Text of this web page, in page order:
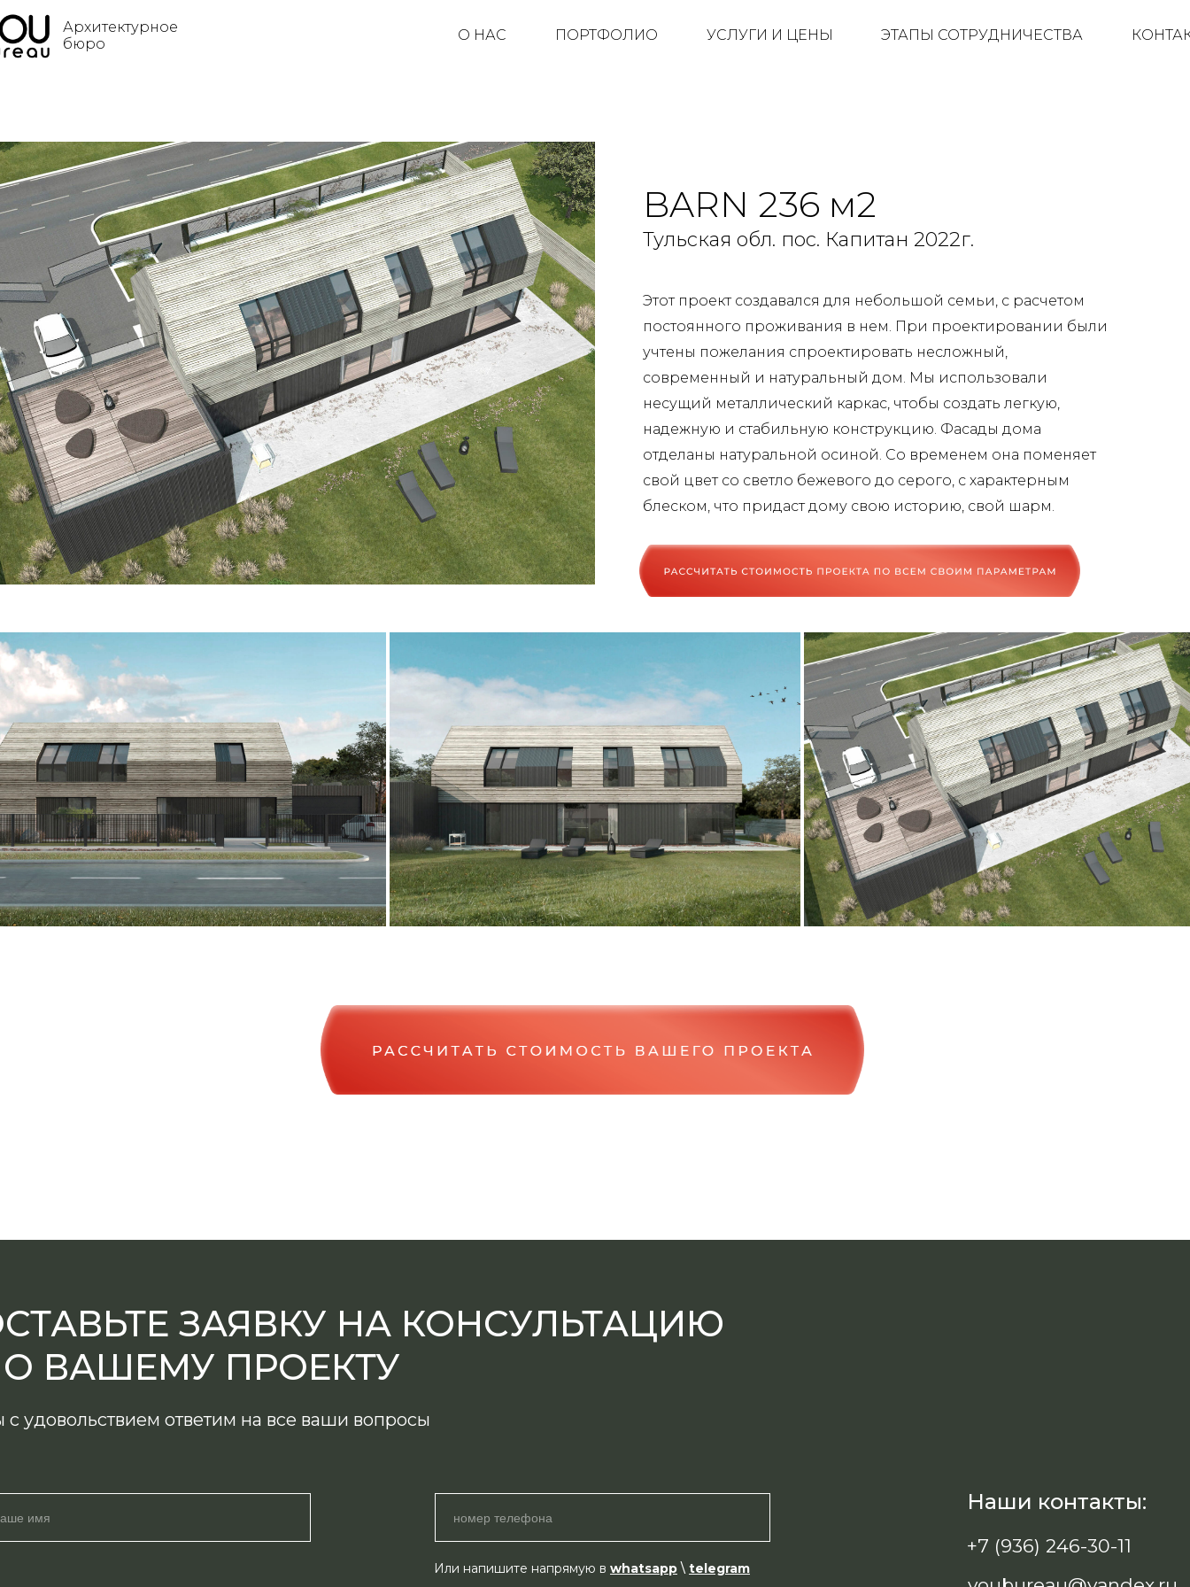
Архитектурное
бюро
О НАС ПОРТФОЛИО УСЛУГИ И ЦЕНЫ ЭТАПЫ СОТРУДНИЧЕСТВА
Этот проект создавался для небольшой семьи, с расчетом
постоянного проживания в нем. При проектировании были
учтены пожелания спроектировать несложный,
современный и натуральный дом. Мы использовали
несущий металлический каркас, чтобы создать легкую,
надежную и стабильную конструкцию. Фасады дома
отделаны натуральной осиной. Со временем она поменяет
свой цвет со светло бежевого до серого, с характерным
блеском, что придаст дому свою историю, свой шарм.
BARN 236 м2
Тульская обл. пос. Капитан 2022г.
рассчитать стоимость вашего проекта
Или напишите напрямую в whatsapp \ telegram
ЗАЯВКУ НА КОНСУЛЬТАЦИЮ
ВАШЕМУ ПРОЕКТУ
удовольствием ответим на все ваши вопросы
Наши контакты:
+7 (936) 246-30-11